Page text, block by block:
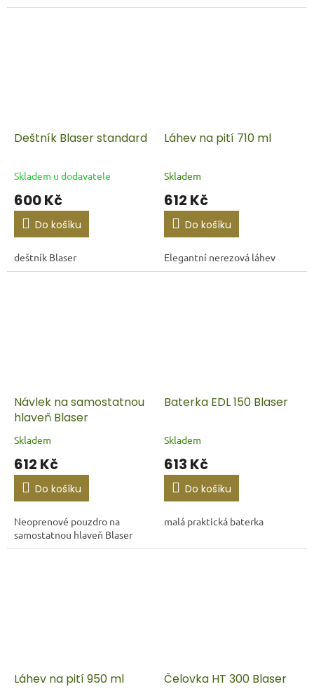
Deštník Blaser standard
Skladem u dodavatele
600 Kč
Do košíku
deštník Blaser
Láhev na pití 710 ml
Skladem
612 Kč
Do košíku
Elegantní nerezová láhev
Návlek na samostatnou
hlaveň Blaser
Skladem
612 Kč
Do košíku
Neoprenové pouzdro na
samostatnou hlaveň Blaser
Baterka EDL 150 Blaser
Skladem
613 Kč
Do košíku
malá praktická baterka
Láhev na pití 950 ml Čelovka HT 300 Blaser